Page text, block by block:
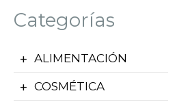
Categorías
ALIMENTACIÓN
COSMÉTICA